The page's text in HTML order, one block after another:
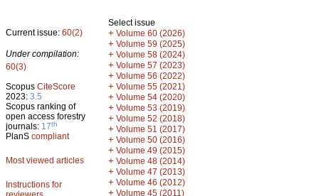
Current issue: 60(2)
Under compilation:
60(3)
Scopus CiteScore
2023: 3.5
Scopus ranking of
open access forestry
journals: 17th
PlanS compliant
Most viewed articles
Instructions for
Select issue
+ Volume 60 (2026)
+ Volume 59 (2025)
+ Volume 58 (2024)
+ Volume 57 (2023)
+ Volume 56 (2022)
+ Volume 55 (2021)
+ Volume 54 (2020)
+ Volume 53 (2019)
+ Volume 52 (2018)
+ Volume 51 (2017)
+ Volume 50 (2016)
+ Volume 49 (2015)
+ Volume 48 (2014)
+ Volume 47 (2013)
+ Volume 46 (2012)
+ Volume 45 (2011)